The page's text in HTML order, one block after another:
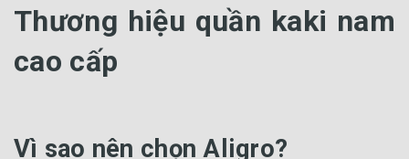
Thương hiệu quần kaki nam
cao cấp
Vì sao nên chọn Aligro?